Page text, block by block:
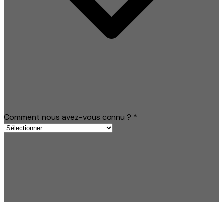
Comment nous avez-vous connu ? *